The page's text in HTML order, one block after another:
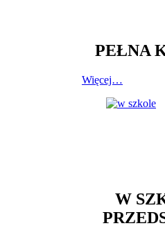
PEŁNA
Więcej…
W